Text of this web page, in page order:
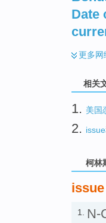
Date
更多网
相关
1. 美国
2.
柯林
issue
1. N-